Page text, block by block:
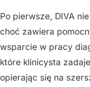
Po pierwsze, DIVA
choć zawiera
wsparcie w pracy
które klinicysta
opierając się na